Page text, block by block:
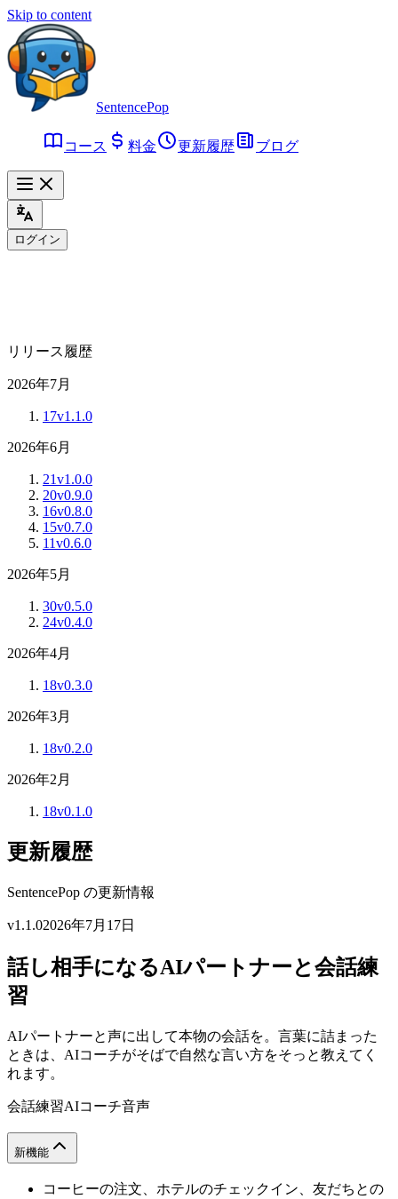
Skip to content
SentencePop
コース 料金 更新履歴 ブログ
ログイン
リリース履歴
2026年7月
17v1.1.0
2026年6月
21v1.0.0
20v0.9.0
16v0.8.0
15v0.7.0
11v0.6.0
2026年5月
30v0.5.0
24v0.4.0
2026年4月
18v0.3.0
2026年3月
18v0.2.0
2026年2月
18v0.1.0
更新履歴
SentencePop の更新情報
v1.1.02026年7月17日
話し相手になるAIパートナーと会話練
習
AIパートナーと声に出して本物の会話を。言葉に詰まった
ときは、AIコーチがそばで自然な言い方をそっと教えてく
れます。
会話練習AIコーチ音声
新機能
コーヒーの注文、ホテルのチェックイン、友だちとの